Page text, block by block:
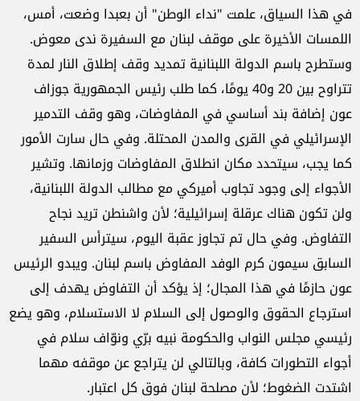
في هذا السياق، علمت "نداء الوطن" أن بعبدا وضعت، أمس،
اللمسات الأخيرة على موقف لبنان مع السفيرة ندى معوض.
وستطرح باسم الدولة اللبنانية تمديد وقف إطلاق النار لمدة
تتراوح بين 20 و40 يومًا، كما طلب رئيس الجمهورية جوزاف
عون إضافة بند أساسي في المفاوضات، وهو وقف التدمير
الإسرائيلي في القرى والمدن المحتلة. وفي حال سارت الأمور
كما يجب، سيتحدد مكان انطلاق المفاوضات وزمانها. وتشير
الأجواء إلى وجود تجاوب أميركي مع مطالب الدولة اللبنانية،
ولن تكون هناك عرقلة إسرائيلية؛ لأن واشنطن تريد نجاح
التفاوض. وفي حال تم تجاوز عقبة اليوم، سيترأس السفير
السابق سيمون كرم الوفد المفاوض باسم لبنان. ويبدو الرئيس
عون حازمًا في هذا المجال؛ إذ يؤكد أن التفاوض يهدف إلى
استرجاع الحقوق والوصول إلى السلام لا الاستسلام، وهو يضع
رئيسي مجلس النواب والحكومة نبيه برّي ونوّاف سلام في
أجواء التطورات كافة، وبالتالي لن يتراجع عن موقفه مهما
اشتدت الضغوط؛ لأن مصلحة لبنان فوق كل اعتبار.